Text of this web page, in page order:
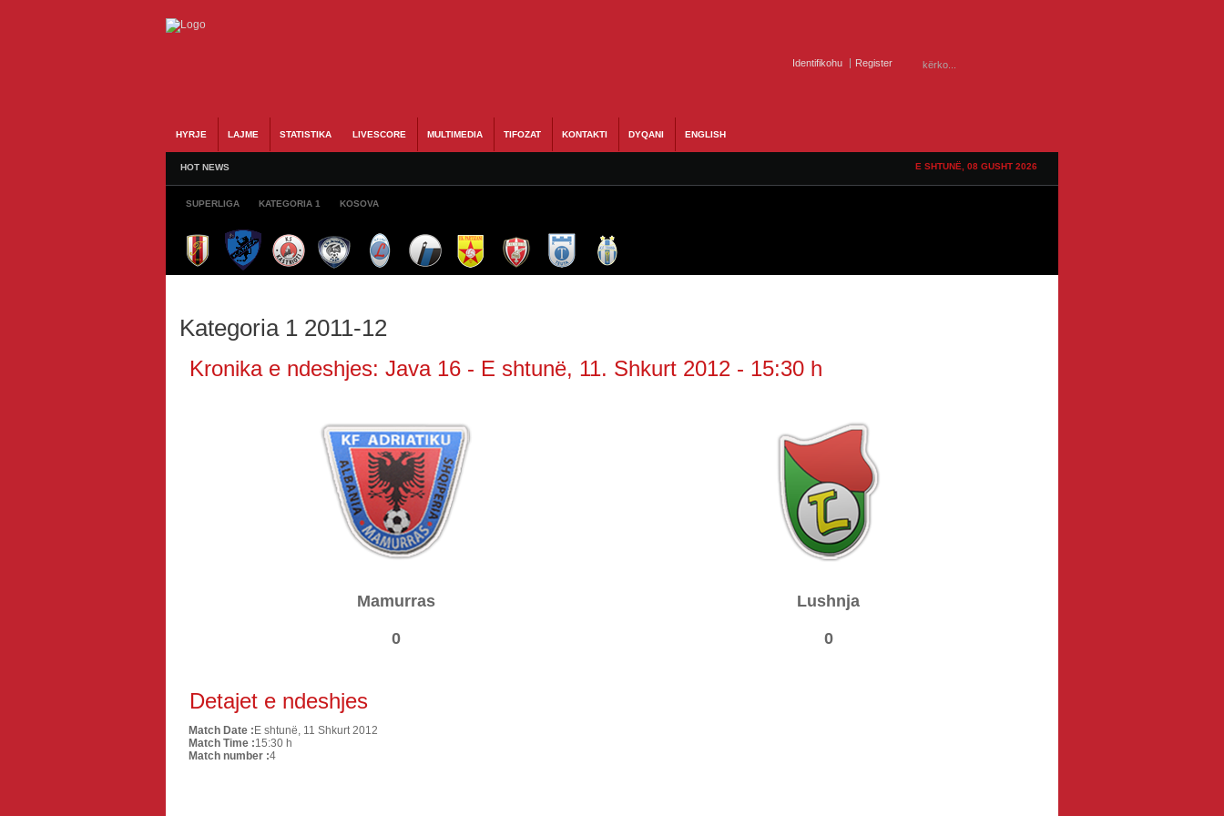
Identifikohu Register
HYRJE LAJME STATISTIKA LIVESCORE MULTIMEDIA TIFOZAT KONTAKTI DYQANI ENGLISH
HOT NEWS E SHTUNË, 08 GUSHT 2026
SUPERLIGA KATEGORIA 1 KOSOVA
Kategoria 1 2011-12
Kronika e ndeshjes: Java 16 - E shtunë, 11. Shkurt 2012 - 15:30 h
Mamurras Lushnja
0 0
Detajet e ndeshjes
Match Date : E shtunë, 11 Shkurt 2012
Match Time :15:30 h
Match number :4